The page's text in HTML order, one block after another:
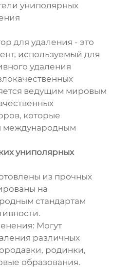
униполярных
для удаления - это
используемый для
удаления
ведущим мировым
которые
международным
униполярных
из прочных
на
стандартам
Могут
различных
родинки,
образования.